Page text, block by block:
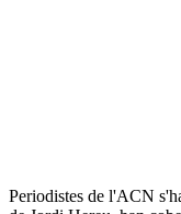
Periodistes de l'ACN